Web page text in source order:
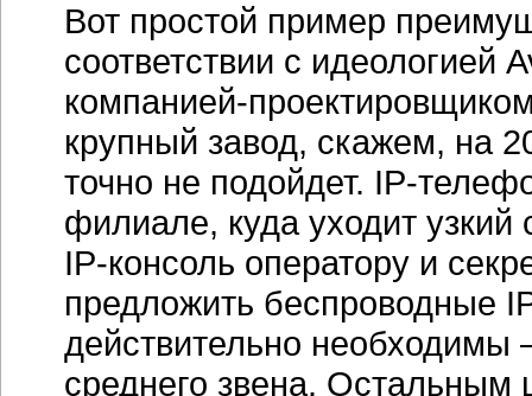
Вот простой пример
соответствии с идеологией
компанией-
крупный завод, скажем, на
точно не подойдет. IP-
филиале, куда уходит узкий
IP-консоль оператору и
предложить беспроводные
действительно
среднего звена. Остальным